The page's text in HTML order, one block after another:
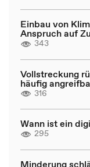
Einbau von
Anspruch auf
343
Vollstreckung
häufig
316
Wann ist ein
295
Minderung